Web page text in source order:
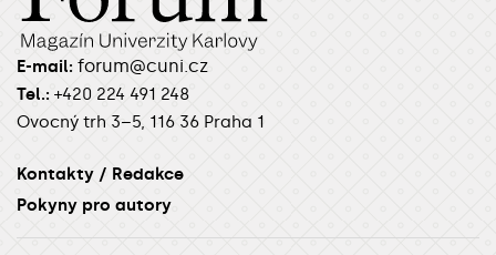
E-mail: forum@cuni.cz
Tel.: +420 224 491 248
Ovocný trh 3–5, 116 36 Praha 1
Kontakty / Redakce
Pokyny pro autory